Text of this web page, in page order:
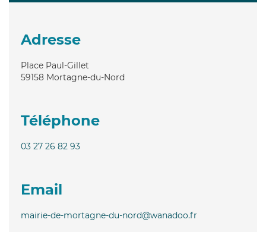
Adresse
Place Paul-Gillet
59158 Mortagne-du-Nord
Téléphone
03 27 26 82 93
Email
mairie-de-mortagne-du-nord@wanadoo.fr